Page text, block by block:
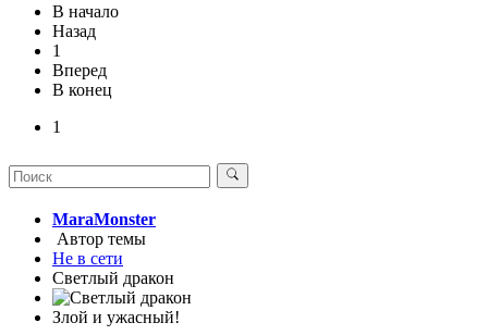
В начало
Назад
1
Вперед
В конец
1
MaraMonster
Автор темы
Не в сети
Светлый дракон
Злой и ужасный!